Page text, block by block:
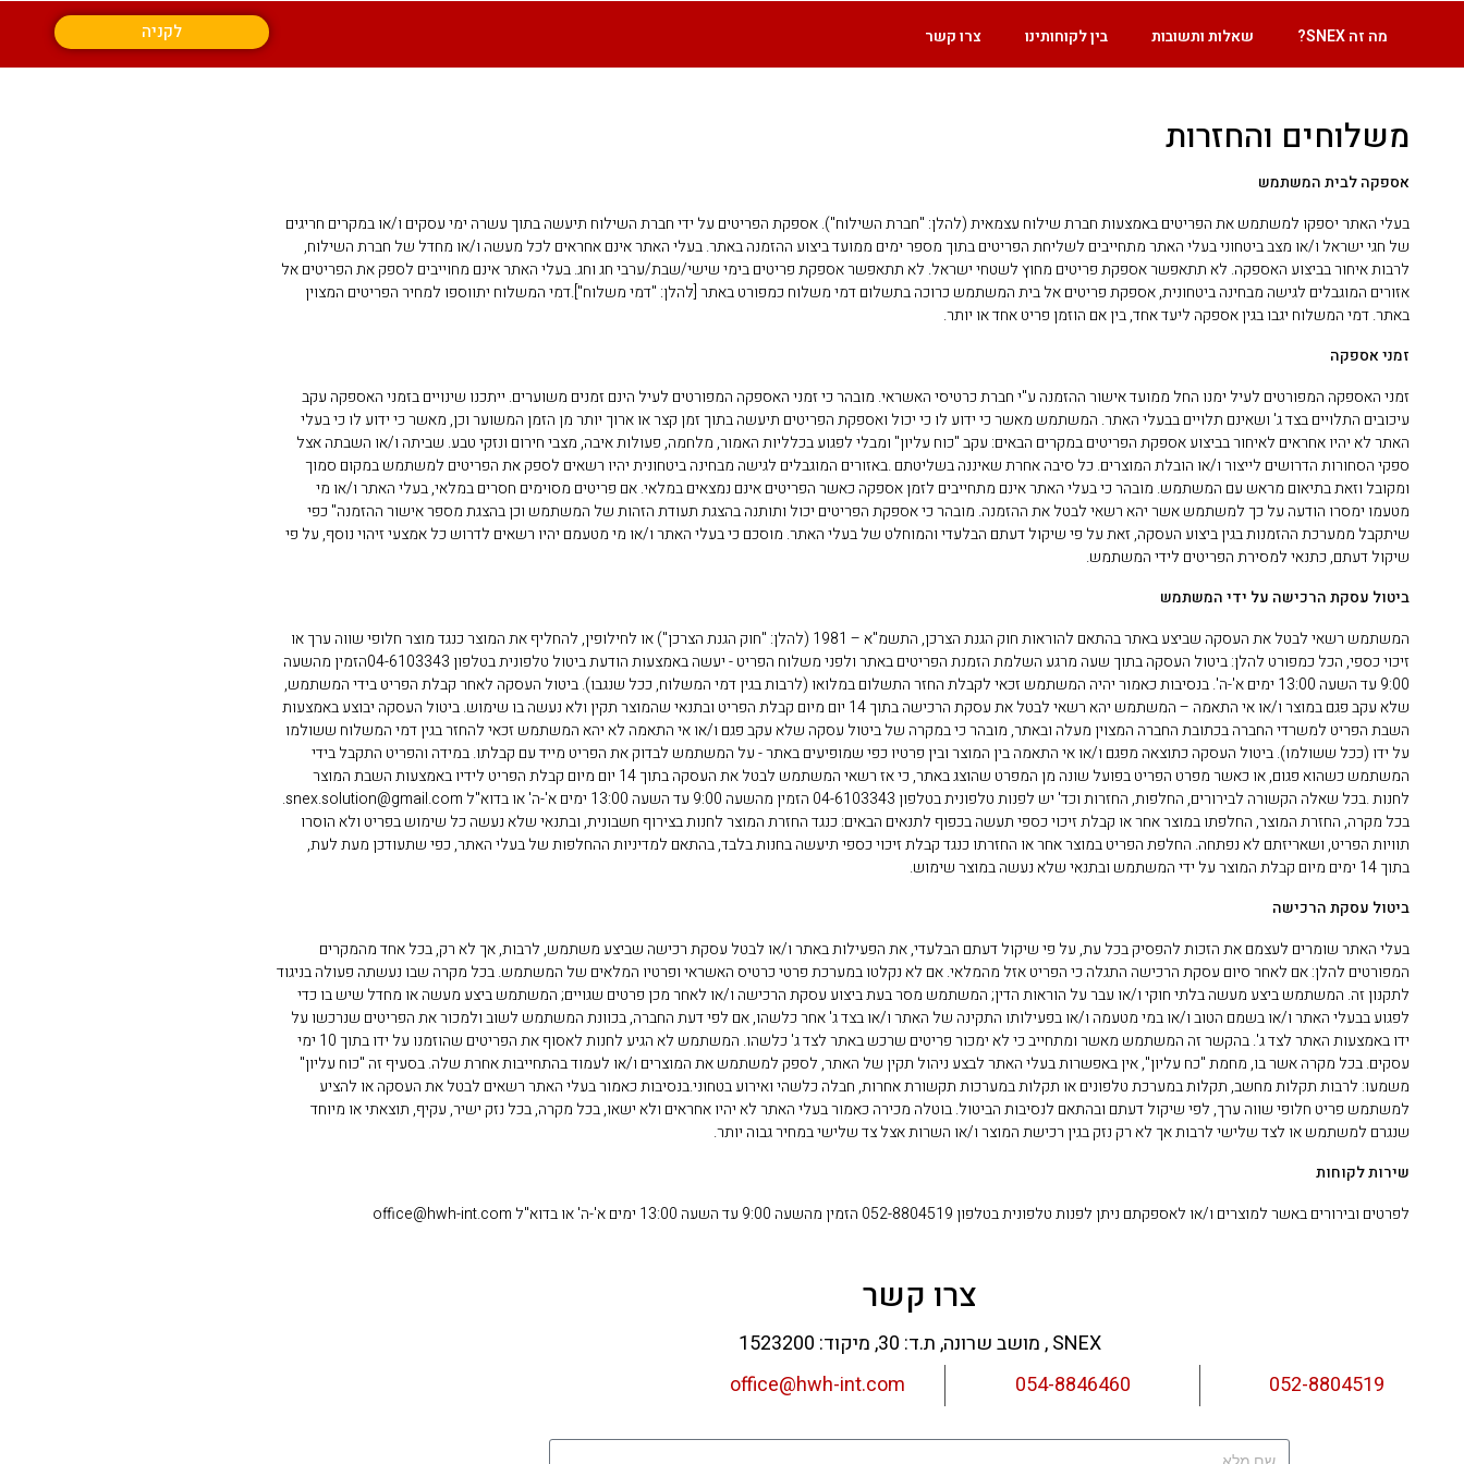
מה זה SNEX? שאלות ותשובות בין לקוחותינו צרו קשר לקניה
משלוחים והחזרות
אספקה לבית המשתמש
בעלי האתר יספקו למשתמש את הפריטים באמצעות חברת שילוח עצמאית (להלן: "חברת השילוח"). אספקת הפריטים על ידי חברת השילוח תיעשה בתוך עשרה ימי עסקים ו/או במקרים חריגים
של חגי ישראל ו/או מצב ביטחוני בעלי האתר מתחייבים לשליחת הפריטים בתוך מספר ימים ממועד ביצוע ההזמנה באתר. בעלי האתר אינם אחראים לכל מעשה ו/או מחדל של חברת השילוח,
לרבות איחור בביצוע האספקה. לא תתאפשר אספקת פריטים מחוץ לשטחי ישראל. לא תתאפשר אספקת פריטים בימי שישי/שבת/ערבי חג וחג. בעלי האתר אינם מחוייבים לספק את הפריטים אל
אזורים המוגבלים לגישה מבחינה ביטחונית, אספקת פריטים אל בית המשתמש כרוכה בתשלום דמי משלוח כמפורט באתר [להלן: "דמי משלוח"].דמי המשלוח יתווספו למחיר הפריטים המצוין
באתר. דמי המשלוח יגבו בגין אספקה ליעד אחד, בין אם הוזמן פריט אחד או יותר.
זמני אספקה
זמני האספקה המפורטים לעיל ימנו החל ממועד אישור ההזמנה ע"י חברת כרטיסי האשראי. מובהר כי זמני האספקה המפורטים לעיל הינם זמנים משוערים. ייתכנו שינויים בזמני האספקה עקב
עיכובים התלויים בצד ג' ושאינם תלויים בבעלי האתר. המשתמש מאשר כי ידוע לו כי יכול ואספקת הפריטים תיעשה בתוך זמן קצר או ארוך יותר מן הזמן המשוער וכן, מאשר כי ידוע לו כי בעלי
האתר לא יהיו אחראים לאיחור בביצוע אספקת הפריטים במקרים הבאים: עקב "כוח עליון" ומבלי לפגוע בכלליות האמור, מלחמה, פעולות איבה, מצבי חירום ונזקי טבע. שביתה ו/או השבתה אצל
ספקי הסחורות הדרושים לייצור ו/או הובלת המוצרים. כל סיבה אחרת שאיננה בשליטתם .באזורים המוגבלים לגישה מבחינה ביטחונית יהיו רשאים לספק את הפריטים למשתמש במקום סמוך
ומקובל וזאת בתיאום מראש עם המשתמש. מובהר כי בעלי האתר אינם מתחייבים לזמן אספקה כאשר הפריטים אינם נמצאים במלאי. אם פריטים מסוימים חסרים במלאי, בעלי האתר ו/או מי
מטעמו ימסרו הודעה על כך למשתמש אשר יהא רשאי לבטל את ההזמנה. מובהר כי אספקת הפריטים יכול ותותנה בהצגת תעודת הזהות של המשתמש וכן בהצגת מספר אישור ההזמנה" כפי
שיתקבל ממערכת ההזמנות בגין ביצוע העסקה, זאת על פי שיקול דעתם הבלעדי והמוחלט של בעלי האתר. מוסכם כי בעלי האתר ו/או מי מטעמם יהיו רשאים לדרוש כל אמצעי זיהוי נוסף, על פי
שיקול דעתם, כתנאי למסירת הפריטים לידי המשתמש.
ביטול עסקת הרכישה על ידי המשתמש
המשתמש רשאי לבטל את העסקה שביצע באתר בהתאם להוראות חוק הגנת הצרכן, התשמ"א – 1981 (להלן: "חוק הגנת הצרכן") או לחילופין, להחליף את המוצר כנגד מוצר חלופי שווה ערך או
זיכוי כספי, הכל כמפורט להלן: ביטול העסקה בתוך שעה מרגע השלמת הזמנת הפריטים באתר ולפני משלוח הפריט - יעשה באמצעות הודעת ביטול טלפונית בטלפון 04-6103343הזמין מהשעה
9:00 עד השעה 13:00 ימים א'-ה'. בנסיבות כאמור יהיה המשתמש זכאי לקבלת החזר התשלום במלואו (לרבות בגין דמי המשלוח, ככל שנגבו). ביטול העסקה לאחר קבלת הפריט בידי המשתמש,
שלא עקב פגם במוצר ו/או אי התאמה – המשתמש יהא רשאי לבטל את עסקת הרכישה בתוך 14 יום מיום קבלת הפריט ובתנאי שהמוצר תקין ולא נעשה בו שימוש. ביטול העסקה יבוצע באמצעות
השבת הפריט למשרדי החברה בכתובת החברה המצוין מעלה ובאתר, מובהר כי במקרה של ביטול עסקה שלא עקב פגם ו/או אי התאמה לא יהא המשתמש זכאי להחזר בגין דמי המשלוח ששולמו
על ידו (ככל ששולמו). ביטול העסקה כתוצאה מפגם ו/או אי התאמה בין המוצר ובין פרטיו כפי שמופיעים באתר - על המשתמש לבדוק את הפריט מייד עם קבלתו. במידה והפריט התקבל בידי
המשתמש כשהוא פגום, או כאשר מפרט הפריט בפועל שונה מן המפרט שהוצג באתר, כי אז רשאי המשתמש לבטל את העסקה בתוך 14 יום מיום קבלת הפריט לידיו באמצעות השבת המוצר
לחנות .בכל שאלה הקשורה לבירורים, החלפות, החזרות וכד' יש לפנות טלפונית בטלפון 04-6103343 הזמין מהשעה 9:00 עד השעה 13:00 ימים א'-ה' או בדוא"ל snex.solution@gmail.com.
בכל מקרה, החזרת המוצר, החלפתו במוצר אחר או קבלת זיכוי כספי תעשה בכפוף לתנאים הבאים: כנגד החזרת המוצר לחנות בצירוף חשבונית, ובתנאי שלא נעשה כל שימוש בפריט ולא הוסרו
תוויות הפריט, ושאריזתם לא נפתחה. החלפת הפריט במוצר אחר או החזרתו כנגד קבלת זיכוי כספי תיעשה בחנות בלבד, בהתאם למדיניות ההחלפות של בעלי האתר, כפי שתעודכן מעת לעת,
בתוך 14 ימים מיום קבלת המוצר על ידי המשתמש ובתנאי שלא נעשה במוצר שימוש.
ביטול עסקת הרכישה
בעלי האתר שומרים לעצמם את הזכות להפסיק בכל עת, על פי שיקול דעתם הבלעדי, את הפעילות באתר ו/או לבטל עסקת רכישה שביצע משתמש, לרבות, אך לא רק, בכל אחד מהמקרים
המפורטים להלן: אם לאחר סיום עסקת הרכישה התגלה כי הפריט אזל מהמלאי. אם לא נקלטו במערכת פרטי כרטיס האשראי ופרטיו המלאים של המשתמש. בכל מקרה שבו נעשתה פעולה בניגוד
לתקנון זה. המשתמש ביצע מעשה בלתי חוקי ו/או עבר על הוראות הדין; המשתמש מסר בעת ביצוע עסקת הרכישה ו/או לאחר מכן פרטים שגויים; המשתמש ביצע מעשה או מחדל שיש בו כדי
לפגוע בבעלי האתר ו/או בשמם הטוב ו/או במי מטעמה ו/או בפעילותו התקינה של האתר ו/או בצד ג' אחר כלשהו, אם לפי דעת החברה, בכוונת המשתמש לשוב ולמכור את הפריטים שנרכשו על
ידו באמצעות האתר לצד ג'. בהקשר זה המשתמש מאשר ומתחייב כי לא ימכור פריטים שרכש באתר לצד ג' כלשהו. המשתמש לא הגיע לחנות לאסוף את הפריטים שהוזמנו על ידו בתוך 10 ימי
עסקים. בכל מקרה אשר בו, מחמת "כח עליון", אין באפשרות בעלי האתר לבצע ניהול תקין של האתר, לספק למשתמש את המוצרים ו/או לעמוד בהתחייבות אחרת שלה. בסעיף זה "כוח עליון"
משמעו: לרבות תקלות מחשב, תקלות במערכת טלפונים או תקלות במערכות תקשורת אחרות, חבלה כלשהי ואירוע בטחוני.בנסיבות כאמור בעלי האתר רשאים לבטל את העסקה או להציע
למשתמש פריט חלופי שווה ערך, לפי שיקול דעתם ובהתאם לנסיבות הביטול. בוטלה מכירה כאמור בעלי האתר לא יהיו אחראים ולא ישאו, בכל מקרה, בכל נזק ישיר, עקיף, תוצאתי או מיוחד
שנגרם למשתמש או לצד שלישי לרבות אך לא רק נזק בגין רכישת המוצר ו/או השרות אצל צד שלישי במחיר גבוה יותר.
שירות לקוחות
לפרטים ובירורים באשר למוצרים ו/או לאספקתם ניתן לפנות טלפונית בטלפון 052-8804519 הזמין מהשעה 9:00 עד השעה 13:00 ימים א'-ה' או בדוא"ל office@hwh-int.com
צרו קשר
SNEX , מושב שרונה, ת.ד: 30, מיקוד: 1523200
052-8804519
054-8846460
office@hwh-int.com